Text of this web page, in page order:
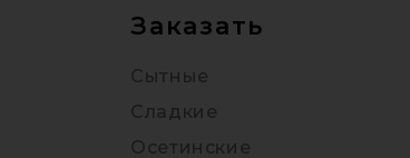
Заказать
Сытные
Сладкие
Осетинские